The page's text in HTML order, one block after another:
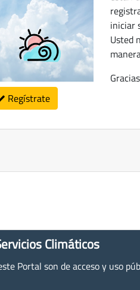
Regístrate
iniciar
Usted
Climáticos
Portal son de acceso y uso